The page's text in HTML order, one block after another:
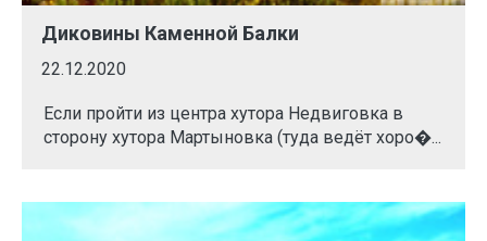
Диковины Каменной Балки
22.12.2020
Если пройти из центра хутора Недвиговка в
сторону хутора Мартыновка (туда ведёт хоро�...